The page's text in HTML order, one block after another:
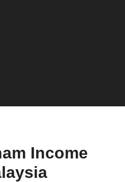
Income